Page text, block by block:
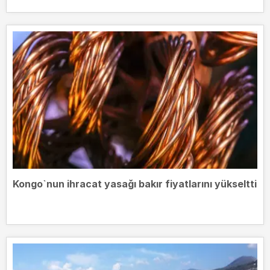
Kongo`nun ihracat yasağı bakır fiyatlarını yükseltti